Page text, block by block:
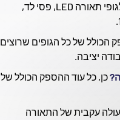
הוא מתאים לגופי תאורה LED, פסי לד,
של כל הגופים שרוצים
יציבה.
כן, כל עוד ההספק הכולל של
עקבית של התאורה